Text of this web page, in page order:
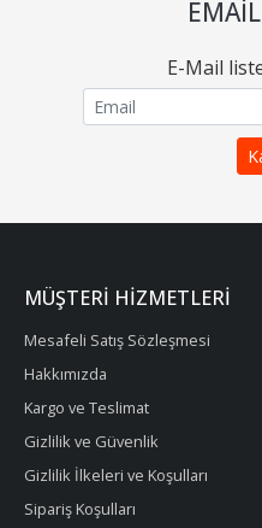
E-Mail
MÜŞTERI HIZMETLERI
Mesafeli Satış Sözleşmesi
Hakkımızda
Kargo ve Teslimat
Gizlilik ve Güvenlik
Gizlilik İlkeleri ve Koşulları
Sipariş Koşulları